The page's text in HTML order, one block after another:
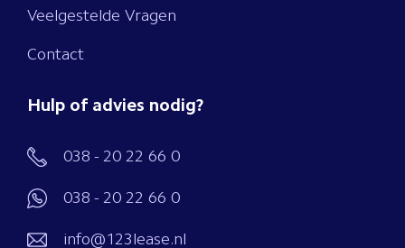
Veelgestelde Vragen
Contact
Hulp of advies nodig?
038 - 20 22 66 0
038 - 20 22 66 0
info@123lease.nl